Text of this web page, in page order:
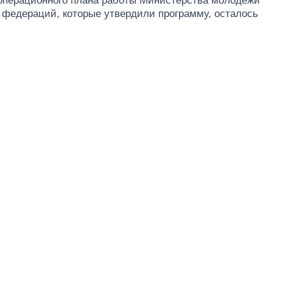
которые утвердили программу, осталось